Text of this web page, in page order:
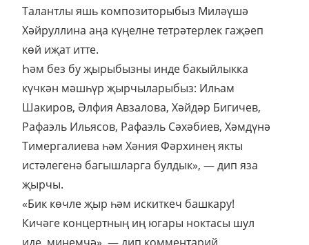
Талантлы яшь композиторыбыз Миләүшә
Хәйруллина аңа күңелне тетрәтерлек гаҗәеп
көй иҗат итте.
Һәм без бу җырыбызны инде бакыйлыкка
күчкән мәшһүр җырчыларыбыз: Илһам
Шакиров, Әлфия Авзалова, Хәйдәр Бигичев,
Рафаэль Ильясов, Рафаэль Сәхәбиев, Хәмдүнә
Тимергалиева һәм Хәния Фәрхинең якты
истәлегенә багышларга булдык», — дип яза
җырчы.
«Бик көчле җыр һәм искиткеч башкару!
Кичәге концертның иң югары ноктасы шул